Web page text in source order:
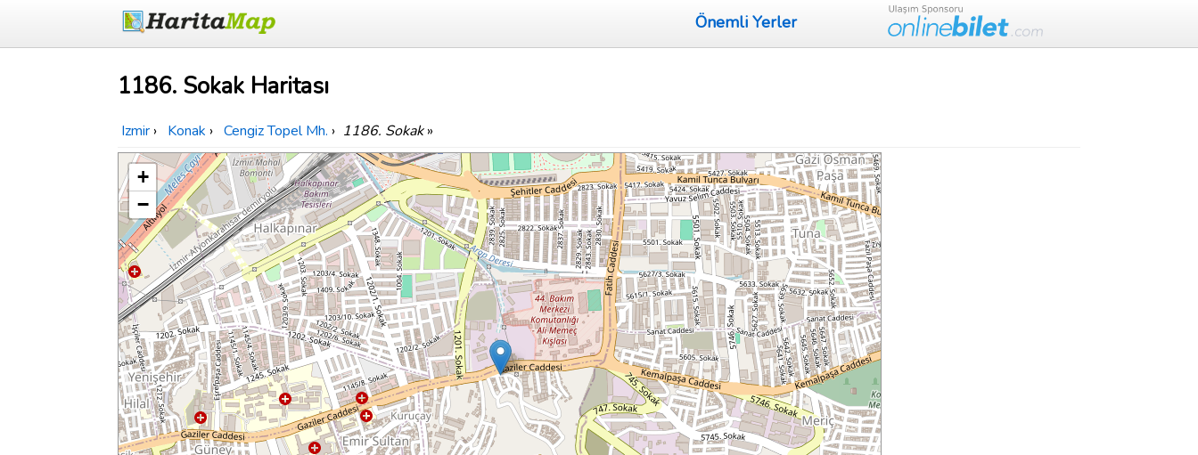
Önemli Yerler
1186. Sokak Haritası
Izmir › Konak › Cengiz Topel Mh. › 1186. Sokak»
+
−